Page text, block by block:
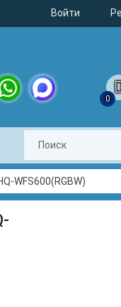
Войти
0
WFS600(RGBW)